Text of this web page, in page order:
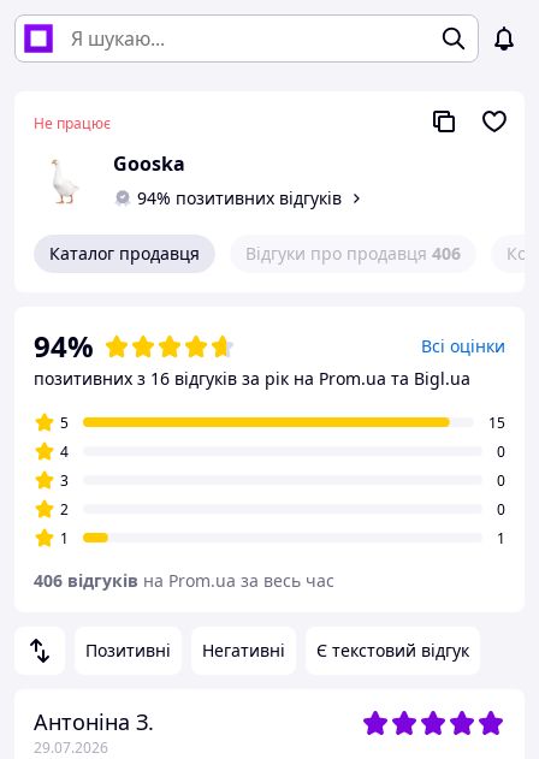
Не працює
Gooska
94% позитивних відгуків
Каталог продавця Відгуки про продавця 406
Позитивні Негативні Є текстовий відгук
Антоніна З.
29.07.2026
94%
Всі оцінки
позитивних з 16 відгуків за рік на Prom.ua та Bigl.ua
5
15
4
0
3
0
2
0
1
1
406 відгуків на Prom.ua за весь час